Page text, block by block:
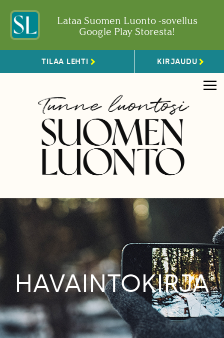
Lataa Suomen Luonto -sovellus
Google Play Storesta!
TILAA LEHTI KIRJAUDU
HAVAINTOKIRJA